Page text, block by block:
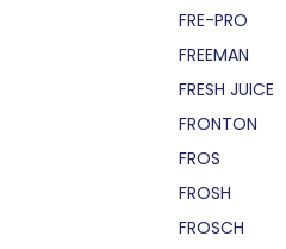
FRE-PRO
FREEMAN
FRESH JUICE
FRONTON
FROS
FROSH
FROSCH